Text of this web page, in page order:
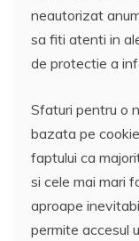
neautorizat
sa fiti atenti in
de protectie a
Sfaturi pentru o
bazata pe
faptului ca
si cele mai mari
aproape
permite accesul